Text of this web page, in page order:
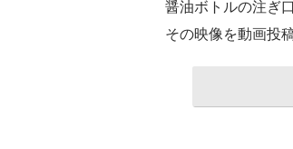
醤油ボトルの注ぎ
その映像を動画投